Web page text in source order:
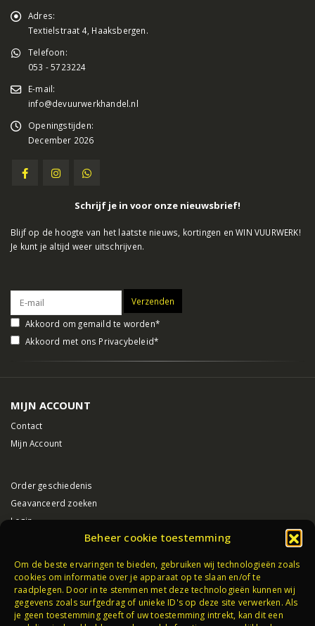
Beheer cookie toestemming
Om de beste ervaringen te bieden, gebruiken wij technologieën zoals
cookies om informatie over je apparaat op te slaan en/of te
raadplegen. Door in te stemmen met deze technologieën kunnen wij
gegevens zoals surfgedrag of unieke ID's op deze site verwerken. Als
je geen toestemming geeft of uw toestemming intrekt, kan dit een
Adres:
Textielstraat 4, Haaksbergen.
Telefoon:
053 - 5723224
E-mail:
info@devuurwerkhandel.nl
Openingstijden:
December 2026
Schrijf je in voor onze nieuwsbrief!
Blijf op de hoogte van het laatste nieuws, kortingen en WIN VUURWERK!
Je kunt je altijd weer uitschrijven.
Akkoord om gemaild te worden*
Akkoord met ons Privacybeleid*
MIJN ACCOUNT
Contact
Mijn Account
Order geschiedenis
Geavanceerd zoeken
Login
VUURWERK HAAKSBERGEN
Algemene voorwaarden
Privacybeleid
Partners